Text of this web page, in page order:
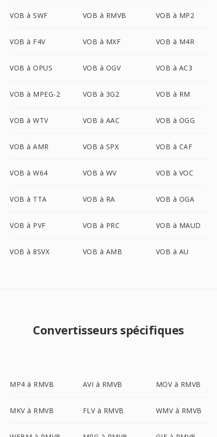
VOB à SWF VOB à RMVB VOB à MP2
VOB à F4V VOB à MXF VOB à M4R
VOB à OPUS VOB à OGV VOB à AC3
VOB à MPEG-2 VOB à 3G2 VOB à RM
VOB à WTV VOB à AAC VOB à OGG
VOB à AMR VOB à SPX VOB à CAF
VOB à W64 VOB à WV VOB à VOC
VOB à TTA VOB à RA VOB à OGA
VOB à PVF VOB à PRC VOB à MAUD
VOB à 8SVX VOB à AMB VOB à AU
Convertisseurs spécifiques
MP4 à RMVB AVI à RMVB MOV à RMVB
MKV à RMVB FLV à RMVB WMV à RMVB